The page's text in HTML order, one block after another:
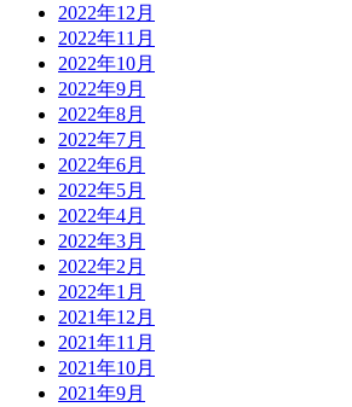
2022年12月
2022年11月
2022年10月
2022年9月
2022年8月
2022年7月
2022年6月
2022年5月
2022年4月
2022年3月
2022年2月
2022年1月
2021年12月
2021年11月
2021年10月
2021年9月